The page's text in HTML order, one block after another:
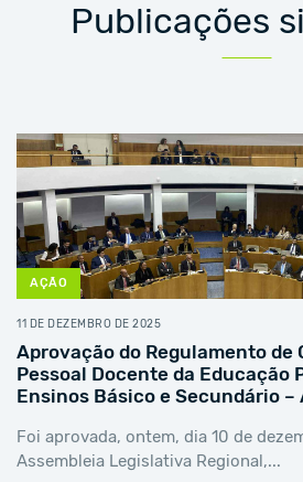
Publicações
AÇÃO
11 DE DEZEMBRO DE 2025
Aprovação do Regulamento de
Pessoal Docente da Educação
Ensinos Básico e Secundário –
Foi aprovada, ontem, dia 10 de
Assembleia Legislativa Regional,...